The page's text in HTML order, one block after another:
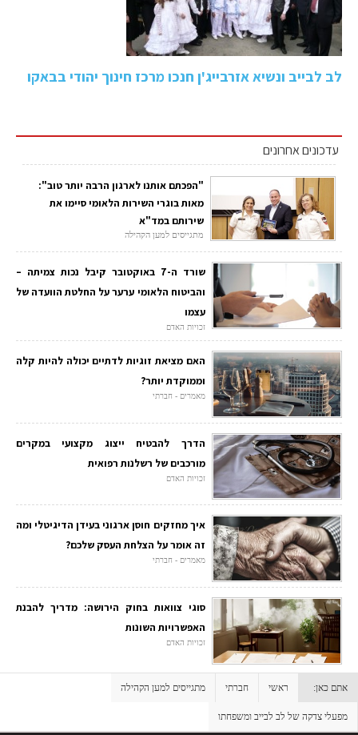
לב לבייב ונשיא אזרבייג'ן חנכו מרכז חינוך יהודי בבאקו
עדכונים אחרונים
"הפכתם אותנו לארגון הרבה יותר טוב":
מאות בוגרי השירות הלאומי סיימו את
שירותם במד"א
מתגייסים למען הקהילה
שורד ה-7 באוקטובר קיבל נכות צמיתה –
והביטוח הלאומי ערער על החלטת הוועדה של
עצמו
זכויות האדם
האם מציאת זוגיות לדתיים יכולה להיות קלה
וממוקדת יותר?
מאמרים - חברתי
הדרך להבטיח ייצוג מקצועי במקרים
מורכבים של רשלנות רפואית
זכויות האדם
איך מחזקים חוסן ארגוני בעידן הדיגיטלי ומה
זה אומר על הצלחת העסק שלכם?
מאמרים - חברתי
סוגי צוואות בחוק הירושה: מדריך להבנת
האפשרויות השונות
זכויות האדם
אתם כאן: ראשי חברתי מתגייסים למען הקהילה
מפעלי צדקה של לב לבייב ומשפחתו